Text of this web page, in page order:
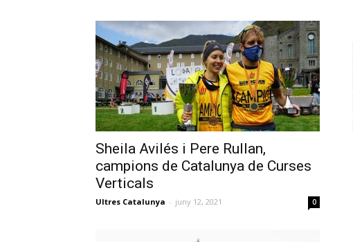
Sheila Avilés i Pere Rullan,
campions de Catalunya de Curses
Verticals
Ultres Catalunya - juny 12, 2021 0